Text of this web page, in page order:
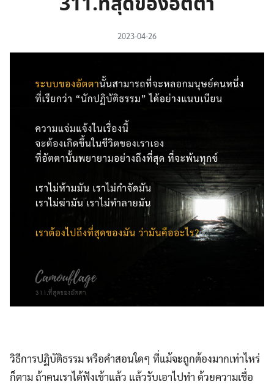
2023-04-26
วิธีการปฏิบัติธรรม หรือคำสอนใดๆ ที่แม้จะถูกต้องมากเท่าไหร่
ก็ตาม ถ้าคนเราได้ฟังเข้าแล้ว แล้วรับเอาไปทำ ด้วยความเชื่อ